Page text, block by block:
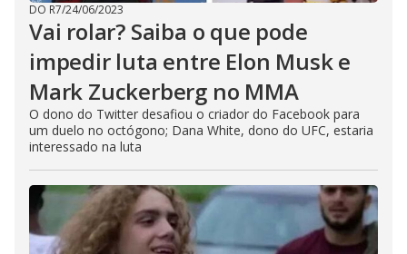
DO R7/24/06/2023
Vai rolar? Saiba o que pode
impedir luta entre Elon Musk e
Mark Zuckerberg no MMA
O dono do Twitter desafiou o criador do Facebook para
um duelo no octógono; Dana White, dono do UFC, estaria
interessado na luta